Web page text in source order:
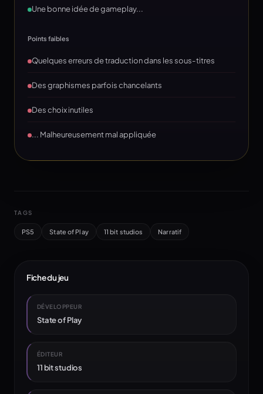
Une bonne idée de gameplay...
Points faibles
Quelques erreurs de traduction dans les sous-titres
Des graphismes parfois chancelants
Des choix inutiles
... Malheureusement mal appliquée
TAGS
PS5 State of Play 11 bit studios Narratif
Fiche du jeu
DÉVELOPPEUR
State of Play
ÉDITEUR
11 bit studios